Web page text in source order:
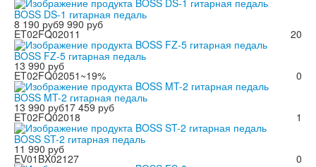
BOSS DS-1 гитарная педаль
8 190 руб9 990 руб
20
ET02FQ02011
BOSS FZ-5 гитарная педаль
13 990 руб
0
ET02FQ02051 ~19%
BOSS MT-2 гитарная педаль
13 990 руб17 459 руб
1
ET02FQ02018
BOSS ST-2 гитарная педаль
11 990 руб
0
EV01BX02127